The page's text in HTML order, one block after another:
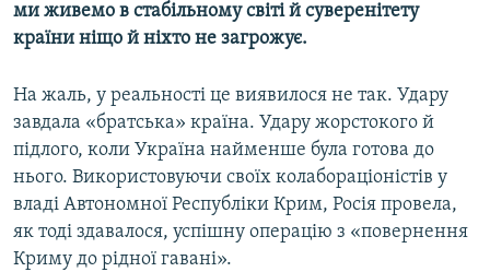
ми живемо в стабільному світі й суверенітету
країни ніщо й ніхто не загрожує.
На жаль, у реальності це виявилося не так. Удару
завдала «братська» країна. Удару жорстокого й
підлого, коли Україна найменше була готова до
нього. Використовуючи своїх колабораціоністів у
владі Автономної Республіки Крим, Росія провела,
як тоді здавалося, успішну операцію з «повернення
Криму до рідної гавані».